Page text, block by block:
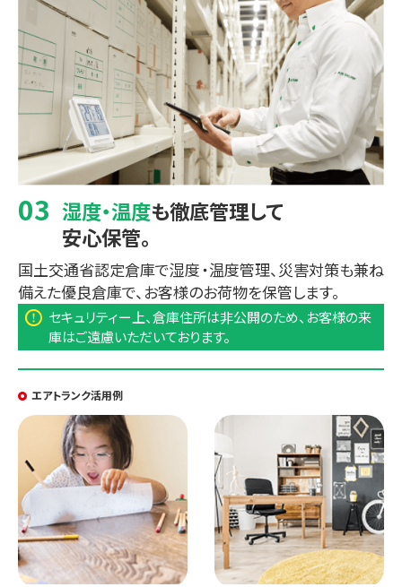
湿度・温度も徹底管理して
安心保管。
国土交通省認定倉庫で湿度・温度管理、災害対策も兼ね
備えた優良倉庫で、お客様のお荷物を保管します。
セキュリティー上、倉庫住所は非公開のため、お客様の来
庫はご遠慮いただいております。
エアトランク活用例